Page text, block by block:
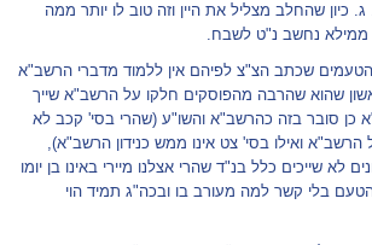
כיון שהחלב מצליל את היין וזה טוב לו יותר ממה
נחשב נ"ט לשבח.
הטעמים שכתב הצ"צ לפיהם אין ללמוד מדברי הרשב"א
שהוא שהרבה מהפוסקים חלקו על הרשב"א שייך
כן סובר בזה כהרשב"א והשו"ע (שהרי בסי' קכב לא
ואילו בסי' צט אינו ממש כנידון הרשב"א),
לא שייכים כלל בנ"ד שהרי אצלנו מיירי באינו בן יומו
בלי קשר למה מעורב בו ובכה"ג תמיד הוי